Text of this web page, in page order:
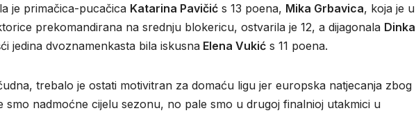
je primačica-pucačica Katarina Pavičić s 13 poena, Mika Grbavica, koja je u
prekomandirana na srednju blokericu, ostvarila je 12, a dijagonala Dinka
jedina dvoznamenkasta bila iskusna Elena Vukić s 11 poena.
trebalo je ostati motivitran za domaću ligu jer europska natjecanja zbog
smo nadmoćne cijelu sezonu, no pale smo u drugoj finalnioj utakmici u